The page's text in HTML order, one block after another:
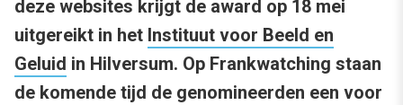
deze websites krijgt de award op 18 mei
uitgereikt in het Instituut voor Beeld en
Geluid in Hilversum. Op Frankwatching staan
de komende tijd de genomineerden een voor